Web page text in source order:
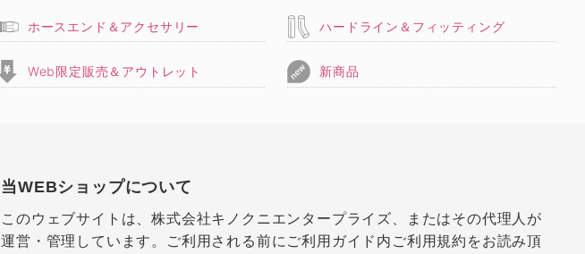
ホースエンド＆アクセサリー ハードライン＆フィッティング
Web限定販売＆アウトレット 新商品
当WEBショップについて
このウェブサイトは、株式会社キノクニエンタープライズ、またはその代理人が
運営・管理しています。ご利用される前にご利用ガイド内ご利用規約をお読み頂